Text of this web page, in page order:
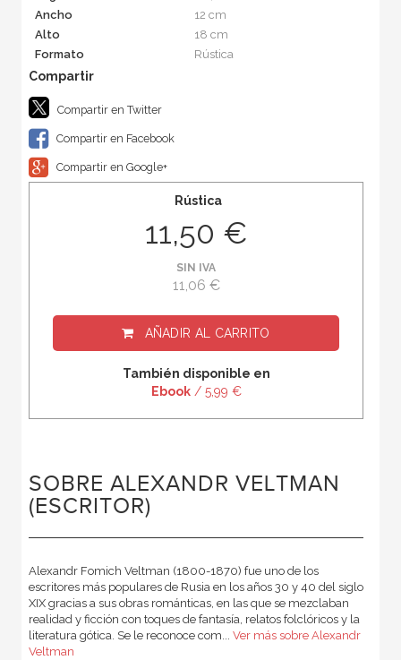
Ancho
12 cm
Alto
18 cm
Formato
Rústica
Compartir en Twitter
Compartir en Facebook
Compartir en Google+
Rústica
11,50 €
SIN IVA
11,06 €
AÑADIR AL CARRITO
También disponible en
Ebook/ 5,99 €
SOBRE ALEXANDR VELTMAN
(ESCRITOR)
Alexandr Fomich Veltman (1800-1870) fue uno de los
escritores más populares de Rusia en los años 30 y 40 del siglo
XIX gracias a sus obras románticas, en las que se mezclaban
realidad y ficción con toques de fantasía, relatos folclóricos y la
literatura gótica. Se le reconoce com... Ver más sobre Alexandr
Veltman